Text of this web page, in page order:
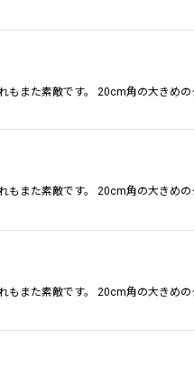
また素敵です。 20cm角の大きめの
もまた素敵です。 20cm角の大きめ
また素敵です。 20cm角の大きめの